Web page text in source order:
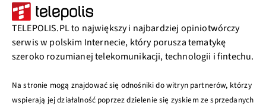
TELEPOLIS.PL to największy i najbardziej opiniotwórczy
serwis w polskim Internecie, który porusza tematykę
szeroko rozumianej telekomunikacji, technologii i fintechu.
Na stronie mogą znajdować się odnośniki do witryn partnerów, którzy
wspierają jej działalność poprzez dzielenie się zyskiem ze sprzedanych